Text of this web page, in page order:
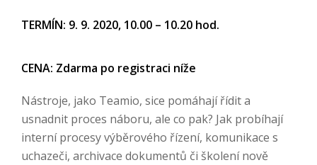
TERMÍN: 9. 9. 2020, 10.00 – 10.20 hod.
CENA: Zdarma po registraci níže
Nástroje, jako Teamio, sice pomáhají řídit a
usnadnit proces náboru, ale co pak? Jak probíhají
interní procesy výběrového řízení, komunikace s
uchazeči, archivace dokumentů či školení nově